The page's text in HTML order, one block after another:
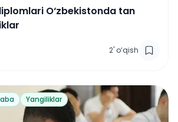
O‘zbekistonda tan
2' o‘qish
Yangiliklar